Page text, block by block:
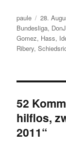
Autor
paule
am
28.
Bundesliga,
Gomez, Hass,
Ribery,
52
hilflos,
2011“